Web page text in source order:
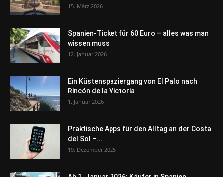
15. März 2026
Spanien-Ticket für 60 Euro – alles was man
wissen muss
12. Januar 2026
Ein Küstenspaziergang von El Palo nach
Rincón de la Victoria
1. Januar 2026
Praktische Apps für den Alltag an der Costa
del Sol –...
19. Dezember 2025